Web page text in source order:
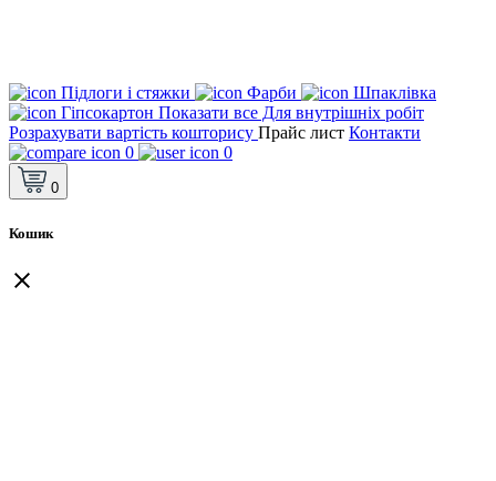
Підлоги і стяжки Фарби
Шпаклівка
Гіпсокартон Показати все Для внутрішніх робіт
Розрахувати вартість кошторису Прайс лист Контакти
0
0
0
Кошик